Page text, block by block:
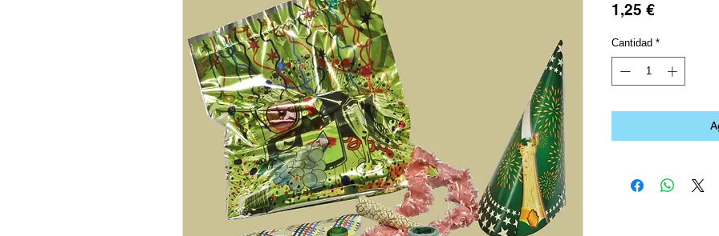
1,25 €Precio
Cantidad *